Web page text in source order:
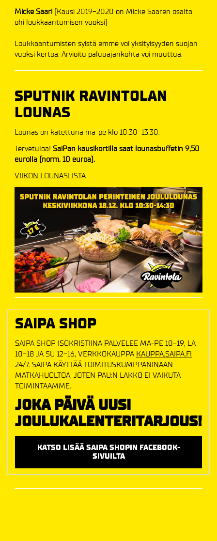
Micke Saari (Kausi 2019-2020 on Micke Saaren osalta
ohi loukkaantumisen vuoksi)
Loukkaantumisten syistä emme voi yksityisyyden suojan
vuoksi kertoa. Arvioitu paluuajankohta voi muuttua.
SPUTNIK RAVINTOLAN
LOUNAS
Lounas on katettuna ma-pe klo 10.30-13.30.
Tervetuloa! SaiPan kausikortilla saat lounasbuffetin 9,50
eurolla (norm. 10 euroa).
VIIKON LOUNASLISTA​​​​​​​
SAIPA SHOP
SAIPA SHOP ISOKRISTIINA PALVELEE MA-PE 10-19, LA
10-18 JA SU 12-16, VERKKOKAUPPA KAUPPA.SAIPA.FI
24/7. SAIPA KÄYTTÄÄ TOIMITUSKUMPPANINAAN
MATKAHUOLTOA, JOTEN PAU:N LAKKO EI VAIKUTA
TOIMINTAAMME.
JOKA PÄIVÄ UUSI
JOULUKALENTERITARJOUS!
KATSO LISÄÄ SAIPA SHOPIN FACEBOOK-
SIVUILTA